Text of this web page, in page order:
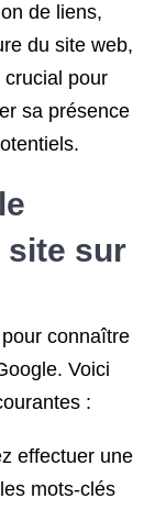
de liens,
du site web,
pour
sa présence
le
site sur
connaître
Voici
:
effectuer une
mots-clés